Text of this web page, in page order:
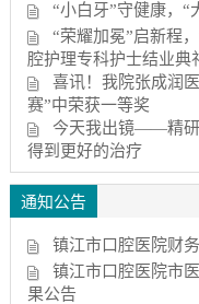
“小白牙”守健康，“
“荣耀加冕”启新程
腔护理专科护士结业典
喜讯！我院张成润
赛”中荣获一等奖
今天我出镜——精研
得到更好的治疗
通知公告
镇江市口腔医院财
镇江市口腔医院市
果公告